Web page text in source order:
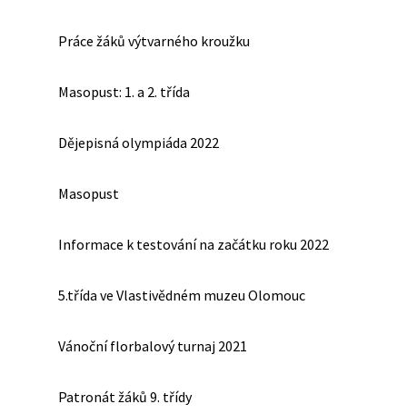
Práce žáků výtvarného kroužku
Masopust: 1. a 2. třída
Dějepisná olympiáda 2022
Masopust
Informace k testování na začátku roku 2022
5.třída ve Vlastivědném muzeu Olomouc
Vánoční florbalový turnaj 2021
Patronát žáků 9. třídy